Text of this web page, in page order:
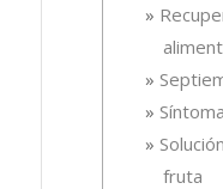
fruta